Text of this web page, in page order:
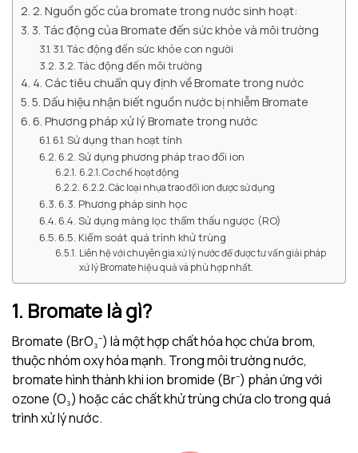
2. Nguồn gốc của bromate trong nước sinh hoạt:
3. Tác động của Bromate đến sức khỏe và môi trường
3.1. Tác động đến sức khỏe con người
3.2. Tác động đến môi trường
4. Các tiêu chuẩn quy định về Bromate trong nước
5. Dấu hiệu nhận biết nguồn nước bị nhiễm Bromate
6. Phương pháp xử lý Bromate trong nước
6.1. Sử dụng than hoạt tính
6.2. Sử dụng phương pháp trao đổi ion
6.2.1. Cơ chế hoạt động
6.2.2. Các loại nhựa trao đổi ion được sử dụng
6.3. Phương pháp sinh học
6.4. Sử dụng màng lọc thẩm thấu ngược (RO)
6.5. Kiểm soát quá trình khử trùng
Liên hệ với chuyên gia xử lý nước để được tư vấn giải pháp
xử lý Bromate hiệu quả và phù hợp nhất.
1. Bromate là gì?
Bromate (BrO₃⁻) là một hợp chất hóa học chứa brom,
thuộc nhóm oxy hóa mạnh. Trong môi trường nước,
bromate hình thành khi ion bromide (Br⁻) phản ứng với
ozone (O₃) hoặc các chất khử trùng chứa clo trong quá
trình xử lý nước.